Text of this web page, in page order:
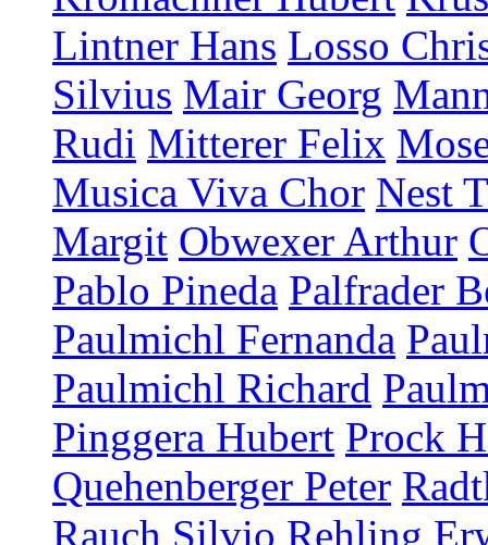
Lintner Hans Losso
Silvius Mair Georg
Rudi Mitterer Felix
Musica Viva Chor Nest
Margit Obwexer Arthur
Pablo Pineda Palfrader
Paulmichl Fernanda
Paulmichl Richard
Pinggera Hubert Prock
Quehenberger Peter
Rauch Silvio Rehling